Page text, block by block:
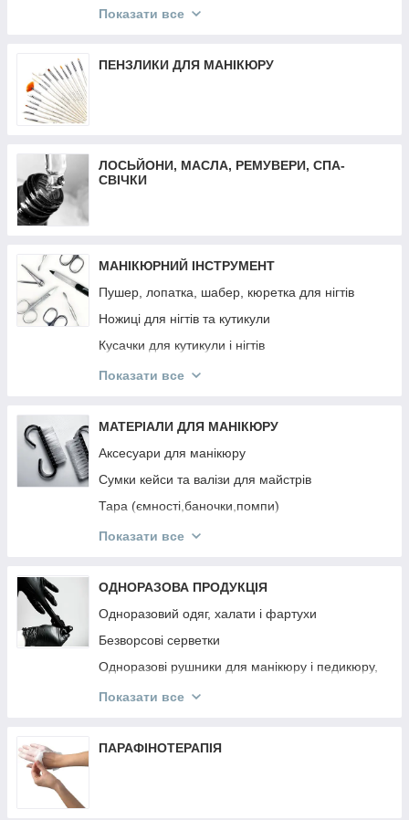
Трафарети для френча, дизайну, аерографії
Втирка
Матеріали для депіляції
Засоби до та після депіляції
Показати все
ПЕНЗЛИКИ ДЛЯ МАНІКЮРУ
ЛОСЬЙОНИ, МАСЛА, РЕМУВЕРИ, СПА-
СВІЧКИ
МАНІКЮРНИЙ ІНСТРУМЕНТ
Пушер, лопатка, шабер, кюретка для нігтів
Ножиці для нігтів та кутикули
Кусачки для кутикули і нігтів
Манікюрні набори
Інструмент OSTRO
Показати все
МАТЕРІАЛИ ДЛЯ МАНІКЮРУ
Аксесуари для манікюру
Сумки кейси та валізи для майстрів
Тара (ємності,баночки,помпи)
Підлокітники
Показати все
ОДНОРАЗОВА ПРОДУКЦІЯ
Одноразовий одяг, халати і фартухи
Безворсові серветки
Одноразові рушники для манікюру і педикюру,
Показати все
ПАРАФІНОТЕРАПІЯ